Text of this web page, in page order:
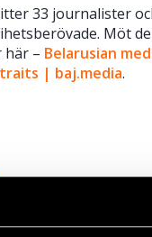
33 journalister
Möt
här – Belarusian
| baj.media.